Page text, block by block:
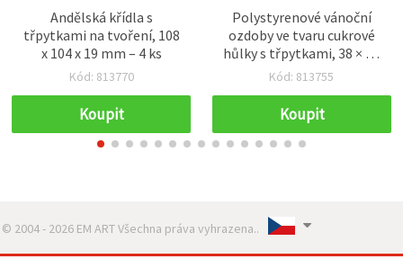
Andělská křídla s
třpytkami na tvoření, 108
x 104 x 19 mm – 4 ks
Kód: 813770
Koupit
Polystyrenové vánoční
ozdoby ve tvaru cukrové
hůlky s třpytkami, 38 × 92
× 10 mm, sada 6 ks – DIY
Kód: 813755
Koupit
© 2004 - 2026 EM ART Všechna práva vyhrazena..